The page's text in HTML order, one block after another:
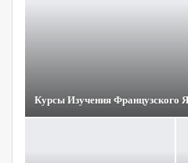
Курсы Изучения Французского